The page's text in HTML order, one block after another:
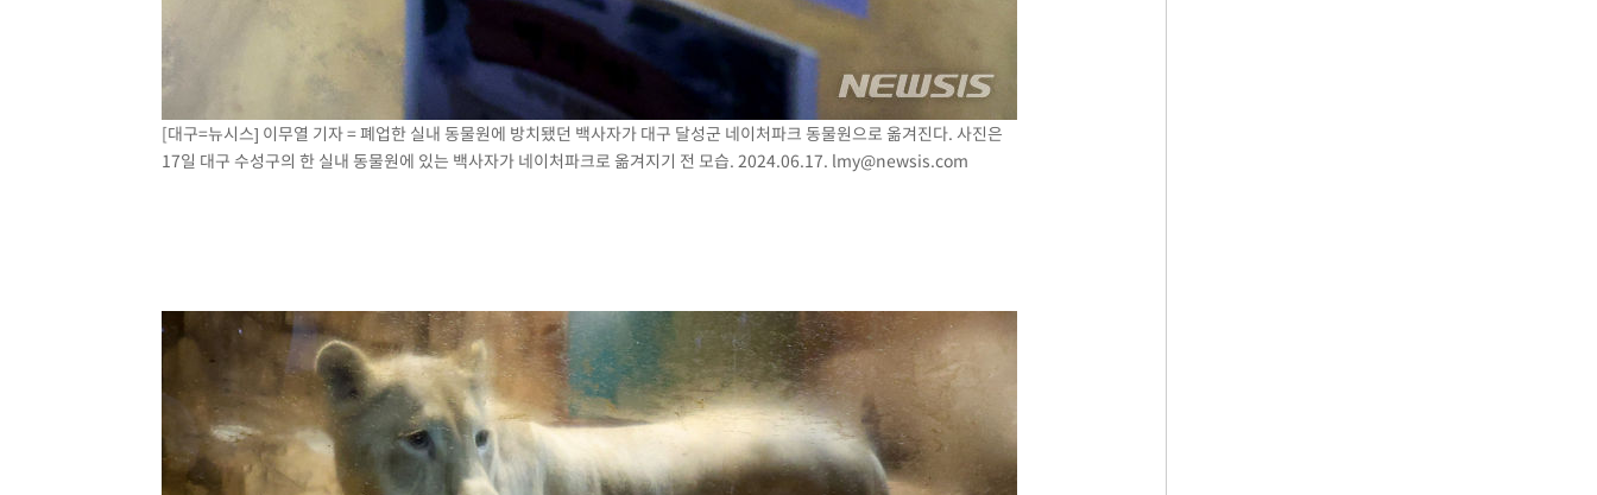
[대구=뉴시스] 이무열 기자 = 폐업한 실내 동물원에 방치됐던 백사자가 대구 달성군 네이처파크 동물원으로 옮겨진다. 사진은
17일 대구 수성구의 한 실내 동물원에 있는 백사자가 네이처파크로 옮겨지기 전 모습. 2024.06.17. lmy@newsis.com